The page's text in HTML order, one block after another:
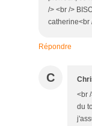
/> <br />
catherine<br
Répondre
C
<br
du